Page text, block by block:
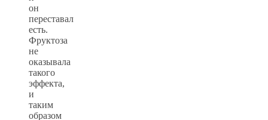
он
переставал
есть.
Фруктоза
не
оказывала
такого
эффекта,
и
таким
образом